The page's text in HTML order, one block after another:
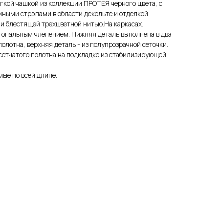
чашкой из коллекции ПРОТЕЯ черного цвета, с
стрэпами в области декольте и отделкой
трехцветной нитью.На каркасах.
членением. Нижняя деталь выполнена в два
верхняя деталь - из полупрозрачной сеточки.
полотна на подкладке из стабилизирующей
по всей длине.